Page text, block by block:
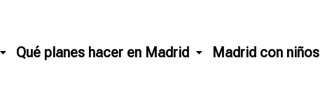
Qué planes hacer en Madrid Madrid con niños